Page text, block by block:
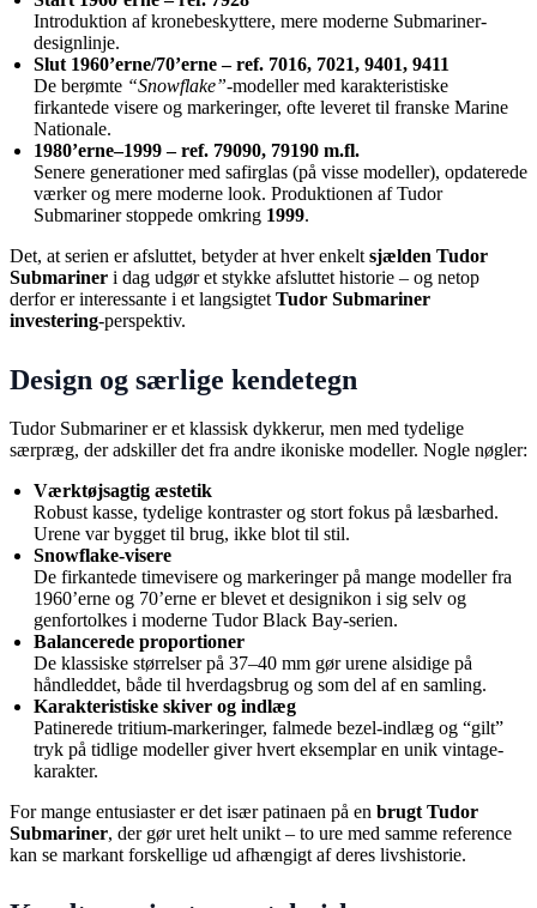
Introduktion af kronebeskyttere, mere moderne Submariner-
designlinje.
Slut 1960’erne/70’erne – ref. 7016, 7021, 9401, 9411
De berømte “Snowflake”-modeller med karakteristiske
firkantede visere og markeringer, ofte leveret til franske Marine
Nationale.
1980’erne–1999 – ref. 79090, 79190 m.fl.
Senere generationer med safirglas (på visse modeller), opdaterede
værker og mere moderne look. Produktionen af Tudor
Submariner stoppede omkring 1999.
Det, at serien er afsluttet, betyder at hver enkelt sjælden Tudor
Submariner i dag udgør et stykke afsluttet historie – og netop
derfor er interessante i et langsigtet Tudor Submariner
investering-perspektiv.
Design og særlige kendetegn
Tudor Submariner er et klassisk dykkerur, men med tydelige
særpræg, der adskiller det fra andre ikoniske modeller. Nogle nøgler:
Værktøjsagtig æstetik
Robust kasse, tydelige kontraster og stort fokus på læsbarhed.
Urene var bygget til brug, ikke blot til stil.
Snowflake-visere
De firkantede timevisere og markeringer på mange modeller fra
1960’erne og 70’erne er blevet et designikon i sig selv og
genfortolkes i moderne Tudor Black Bay-serien.
Balancerede proportioner
De klassiske størrelser på 37–40 mm gør urene alsidige på
håndleddet, både til hverdagsbrug og som del af en samling.
Karakteristiske skiver og indlæg
Patinerede tritium-markeringer, falmede bezel-indlæg og “gilt”
tryk på tidlige modeller giver hvert eksemplar en unik vintage-
karakter.
For mange entusiaster er det især patinaen på en brugt Tudor
Submariner, der gør uret helt unikt – to ure med samme reference
kan se markant forskellige ud afhængigt af deres livshistorie.